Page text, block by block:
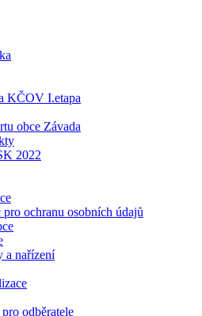
KČOV I.etapa
obce Závada
2022
pro ochranu osobních údajů
a nařízení
odběratele